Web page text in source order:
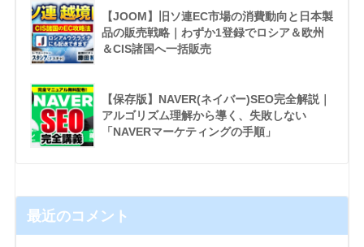
【JOOM】旧ソ連EC市場の消費動向と日本製
品の販売戦略｜わずか1登録でロシア＆欧州
＆CIS諸国へ一括販売
【保存版】NAVER(ネイバー)SEO完全解説｜
アルゴリズム理解から導く、失敗しない
「NAVERマーケティングの手順」
最近のコメント